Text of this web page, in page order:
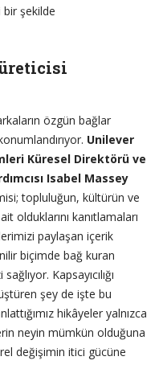
bir şekilde
özgün bağlar
Unilever
Küresel Direktörü ve
Isabel Massey
topluluğun, kültürün ve
olduklarını kanıtlamaları
paylaşan içerik
biçimde bağ kuran
Kapsayıcılığı
şey de işte bu
hikâyeler yalnızca
neyin mümkün olduğuna
değişimin itici gücüne